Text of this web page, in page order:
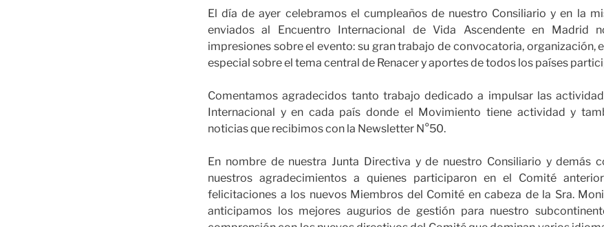
El día de ayer celebramos el cumpleaños de nuestro Consiliario y en la
enviados al Encuentro Internacional de Vida Ascendente en Madrid
impresiones sobre el evento: su gran trabajo de convocatoria, organización,
especial sobre el tema central de Renacer y aportes de todos los países
Comentamos agradecidos tanto trabajo dedicado a impulsar las
Internacional y en cada país donde el Movimiento tiene actividad y
noticias que recibimos con la Newsletter N°50.
En nombre de nuestra Junta Directiva y de nuestro Consiliario y demás
nuestros agradecimientos a quienes participaron en el Comité
felicitaciones a los nuevos Miembros del Comité en cabeza de la Sra.
anticipamos los mejores augurios de gestión para nuestro